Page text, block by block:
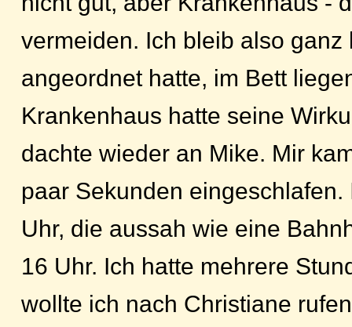
vermeiden. Ich bleib also
angeordnet hatte, im Bett
Krankenhaus hatte seine
dachte wieder an Mike. Mir
paar Sekunden
Uhr, die aussah wie eine
16 Uhr. Ich hatte mehrere
wollte ich nach Christiane